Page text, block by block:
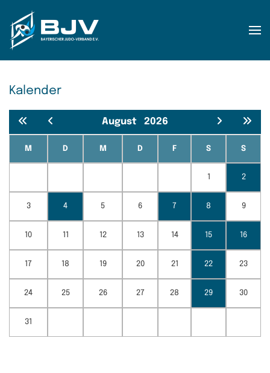
Zum Hauptinhalt springen
Kalender
August 2026
M D M D F S S
1 2
3 4 5 6 7 8 9
10 11 12 13 14 15 16
17 18 19 20 21 22 23
24 25 26 27 28 29 30
31